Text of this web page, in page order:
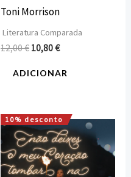
Toni Morrison
Literatura Comparada
12,00€ 10,80€
ADICIONAR
10% desconto
O
preço
original
era:
10,00 €.
O
preço
atual
é:
9,00 €.